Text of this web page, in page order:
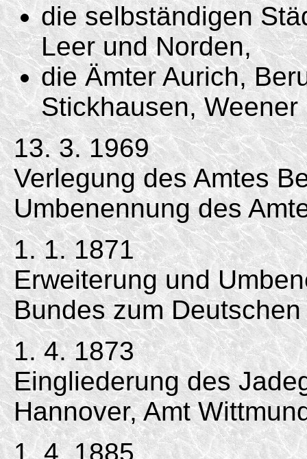
die selbständigen
Leer und Norden,
die Ämter Aurich,
Stickhausen,
13. 3. 1969
Verlegung des Amtes
Umbenennung des
1. 1. 1871
Erweiterung und
Bundes zum
1. 4. 1873
Eingliederung des
Hannover, Amt
1. 4. 1885